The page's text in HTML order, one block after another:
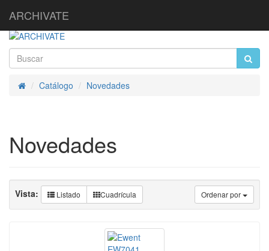
ARCHIVATE
InicioCatálogo Novedades
Novedades
Ordenar por
Vista: Listado Cuadrícula